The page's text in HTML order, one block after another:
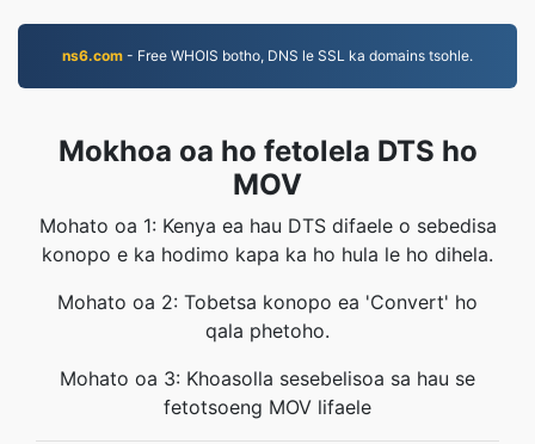
ns6.com - Free WHOIS botho, DNS le SSL ka domains tsohle.
Mokhoa oa ho fetolela DTS ho
MOV
Mohato oa 1: Kenya ea hau DTS difaele o sebedisa
konopo e ka hodimo kapa ka ho hula le ho dihela.
Mohato oa 2: Tobetsa konopo ea 'Convert' ho
qala phetoho.
Mohato oa 3: Khoasolla sesebelisoa sa hau se
fetotsoeng MOV lifaele